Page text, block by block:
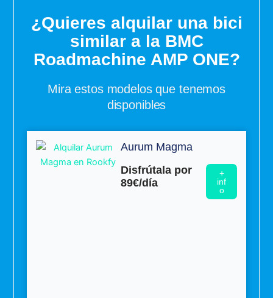
¿Quieres alquilar una bici
similar a la BMC
Roadmachine AMP ONE?
Mira estos modelos que tenemos
disponibles
Aurum Magma
Disfrútala por
89€/día
+
inf
o